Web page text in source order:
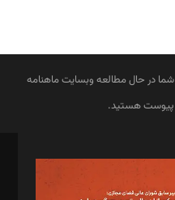
شما در حال مطالعه وبسایت ماهنامه
پیوست هستید.